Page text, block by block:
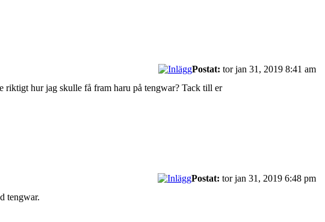
Postat: tor jan 31, 2019 8:41 am
hur jag skulle få fram haru på tengwar? Tack till er
Postat: tor jan 31, 2019 6:48 pm
tengwar.